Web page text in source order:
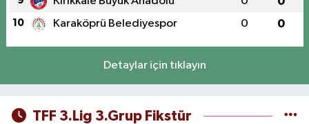
10 Karaköprü Belediyespor 0 0
Detaylar için tıklayın
TFF 3.Lig 3.Grup Fikstür